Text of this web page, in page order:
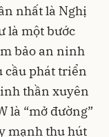
nhất là Nghị
là một bước
bảo an ninh
cầu phát triển
thần xuyên
là “mở đường”
mạnh thu hút